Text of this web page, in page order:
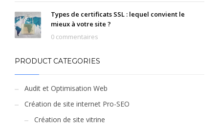
Types de certificats SSL : lequel convient le
mieux à votre site ?
0 commentaires
PRODUCT CATEGORIES
Audit et Optimisation Web
Création de site internet Pro-SEO
Création de site vitrine